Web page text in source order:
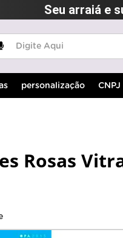
Seu arraiá e
personalização
Rosas